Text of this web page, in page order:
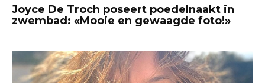
Joyce De Troch poseert poedelnaakt in
zwembad: «Mooie en gewaagde foto!»